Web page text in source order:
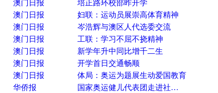
澳门日报
培正路环校部昨开学
澳门日报
妇联：运动员展崇高体育精神
澳门日报
岑浩辉与澳区人代选委交流
澳门日报
工联：学习不屈不挠精神
澳门日报
新学年升中同比增千二生
澳门日报
开学首日交通畅顺
澳门日报
体局：奥运为题展生动爱国教育
华侨报
国家奥运健儿代表团走进社…